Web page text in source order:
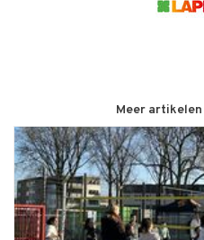
Meer